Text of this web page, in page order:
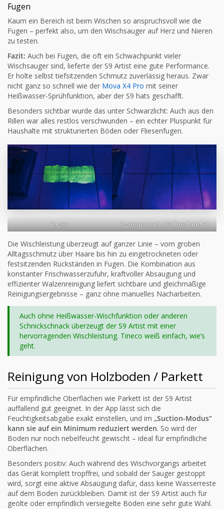
Fugen
Kaum ein Bereich ist beim Wischen so anspruchsvoll wie die
Fugen – perfekt also, um den Wischsauger auf Herz und Nieren
zu testen.
Fazit: Auch bei Fugen, die oft ein Schwachpunkt vieler
Wischsauger sind, lieferte der S9 Artist eine gute Performance.
Er holte selbst tiefsitzenden Schmutz zuverlässig heraus. Zwar
nicht ganz so schnell wie der Mova X4 Pro mit seiner
Heißwasser-Sprühfunktion, aber der S9 hats geschafft.
Besonders sichtbar wurde das unter Schwarzlicht: Auch aus den
Rillen war alles restlos verschwunden – ein echter Pluspunkt für
Haushalte mit strukturierten Böden oder Fliesenfugen.
Fugen Ergebnis nach 20 Überfahrten
Die Wischleistung überzeugt auf ganzer Linie – vom groben
Alltagsschmutz über Haare bis hin zu eingetrockneten oder
festsitzenden Rückständen in Fugen. Die Kombination aus
konstanter Frischwasserzufuhr, kraftvoller Absaugung und
effizienter Walzenreinigung liefert sichtbare und gleichmäßige
Reinigungsergebnisse – ganz ohne manuelles Nacharbeiten.
Auch ohne Heißwasser-Wischfunktion oder anderen
Schnickschnack überzeugt der S9 Artist mit einer
hervorragenden Wischleistung. Tineco weiß einfach, wie’s
geht.
Reinigung von Holzboden / Parkett
Für empfindliche Oberflächen wie Parkett ist der S9 Artist
auffallend gut geeignet. In der App lässt sich die
Feuchtigkeitsabgabe exakt einstellen, und im „Suction-Modus“
kann sie auf ein Minimum reduziert werden. So wird der
Boden nur noch nebelfeucht gewischt – ideal für empfindliche
Oberflächen.
Besonders positiv: Auch während des Wischvorgangs arbeitet
das Gerät komplett tropffrei, und sobald der Sauger gestoppt
wird, sorgt eine aktive Absaugung dafür, dass keine Wasserreste
auf dem Boden zurückbleiben. Damit ist der S9 Artist auch für
geölte oder empfindlich versiegelte Böden eine sehr gute Wahl.